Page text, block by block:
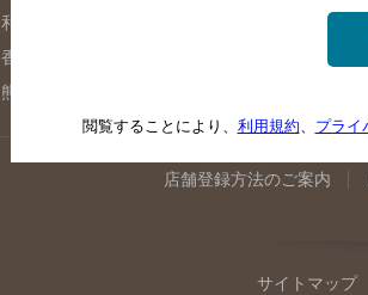
和歌山県のバー検索
香川県のバー検索
熊本県のバー検索
店舗登録方法のご案内
サイトマップ
閲覧することにより、 利用規約、 プライ